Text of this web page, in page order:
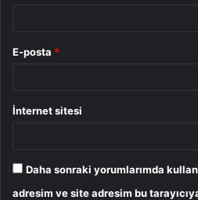
E-posta *
İnternet sitesi
Daha sonraki yorumlarımda
adresim ve site adresim bu